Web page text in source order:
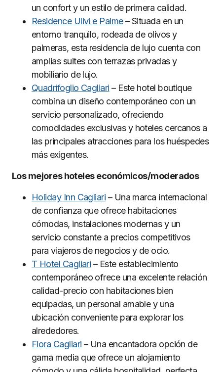
un confort y un estilo de primera calidad.
Residence Ulivi e Palme– Situada en un
entorno tranquilo, rodeada de olivos y
palmeras, esta residencia de lujo cuenta con
amplias suites con terrazas privadas y
mobiliario de lujo.
Quadrifoglio Cagliari – Este hotel boutique
combina un diseño contemporáneo con un
servicio personalizado, ofreciendo
comodidades exclusivas y hoteles cercanos a
las principales atracciones para los huéspedes
más exigentes.
Los mejores hoteles económicos/moderados
Holiday Inn Cagliari – Una marca internacional
de confianza que ofrece habitaciones
cómodas, instalaciones modernas y un
servicio constante a precios competitivos
para viajeros de negocios y de ocio.
T Hotel Cagliari – Este establecimiento
contemporáneo ofrece una excelente relación
calidad-precio con habitaciones bien
equipadas, un personal amable y una
ubicación conveniente para explorar los
alrededores.
Flora Cagliari – Una encantadora opción de
gama media que ofrece un alojamiento